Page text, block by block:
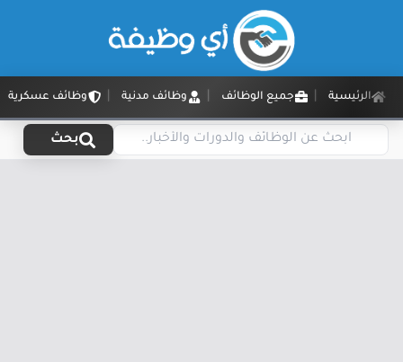
الرئيسية جميع الوظائف وظائف مدنية وظائف عسكرية
بحث